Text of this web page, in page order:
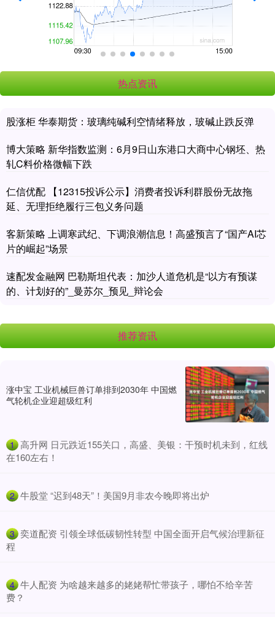
热点资讯
股涨柜 华泰期货：玻璃纯碱利空情绪释放，玻碱止跌反弹
博大策略 新华指数监测：6月9日山东港口大商中心钢坯、热
轧C料价格微幅下跌
仁信优配 【12315投诉公示】消费者投诉利群股份无故拖
延、无理拒绝履行三包义务问题
客新策略 上调寒武纪、下调浪潮信息！高盛预言了“国产AI芯
片的崛起”场景
速配发金融网 巴勒斯坦代表：加沙人道危机是“以方有预谋
的、计划好的”_曼苏尔_预见_辩论会
推荐资讯
涨中宝 工业机械巨兽订单排到2030年 中国燃
气轮机企业迎超级红利
1 ​高升网 日元跌近155关口，高盛、美银：干预时机未到，红线
在160左右！
2 ​牛股堂 “迟到48天”！美国9月非农今晚即将出炉
3 ​奕道配资 引领全球低碳韧性转型 中国全面开启气候治理新征
程
4 ​牛人配资 为啥越来越多的姥姥帮忙带孩子，哪怕不给辛苦
费？